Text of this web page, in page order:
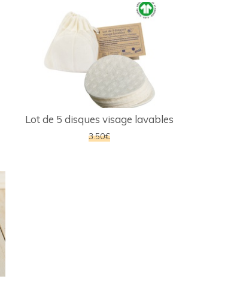
Lot de 5 disques visage lavables
3.50€